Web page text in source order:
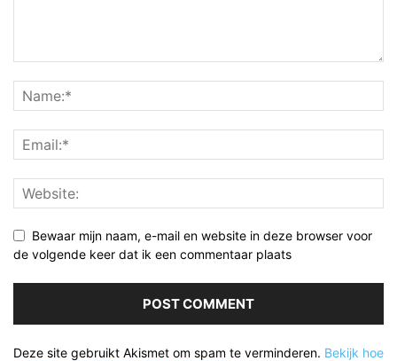
Bewaar mijn naam, e-mail en website in deze browser voor
de volgende keer dat ik een commentaar plaats
Deze site gebruikt Akismet om spam te verminderen. Bekijk hoe